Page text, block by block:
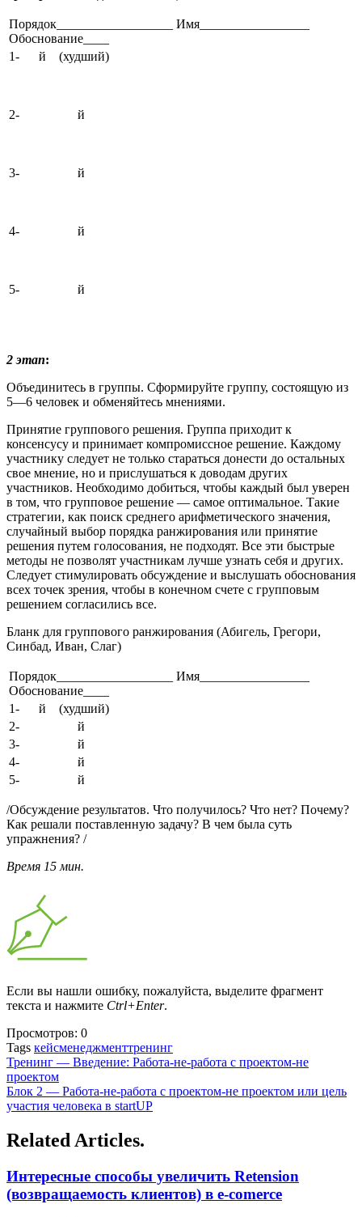
Порядок__________________ Имя_________________
Обоснование____
1- й (худший)
2- й
3- й
4- й
5- й
2 этап:
Объединитесь в группы. Сформируйте группу, состоящую из
5—6 человек и обменяйтесь мнениями.
Принятие группового решения. Группа приходит к
консенсусу и принимает компромиссное решение. Каждому
участнику следует не только стараться донести до остальных
свое мнение, но и прислушаться к доводам других
участников. Необходимо добиться, чтобы каждый был уверен
в том, что груп­повое решение — самое оптимальное. Такие
стратегии, как поиск среднего арифметического значения,
случайный выбор порядка ранжирования или принятие
решения путем голосования, не подходят. Все эти быстрые
методы не позволят участникам лучше узнать себя и других.
Следует стимулировать обсуждение и выслушать обоснования
всех точек зрения, чтобы в конечном счете с групповым
решением согласились все.
Бланк для группового ранжирования (Абигель, Грегори,
Синбад, Иван, Слаг)
Порядок__________________ Имя_________________
Обоснование____
1- й (худший)
2- й
3- й
4- й
5- й
/Обсуждение результатов. Что получилось? Что нет? Почему?
Как решали поставленную задачу? В чем была суть
упражнения? /
Время 15 мин.
Если вы нашли ошибку, пожалуйста, выделите фрагмент
текста и нажмите Ctrl+Enter.
Просмотров: 0
Tags кейсменеджменттренинг
Тренинг — Введение: Работа-не-работа с проектом-не
проектом
Блок 2 — Работа-не-работа с проектом-не проектом или цель
участия человека в startUP
Related Articles.
Интересные способы увеличить Retension
(возвращаемость клиентов) в e-comerce